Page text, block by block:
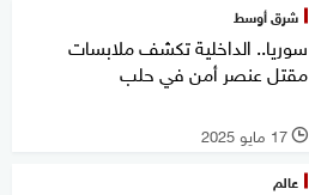
شرق أوسط
سوريا.. الداخلية تكشف ملابسات
مقتل عنصر أمن في حلب
l 17 مايو 2025
عالم